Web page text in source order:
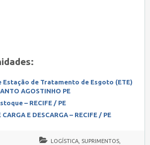
Estação de Tratamento de Esgoto (ETE)
AGOSTINHO PE
– RECIFE / PE
E DESCARGA – RECIFE / PE
LOGÍSTICA, SUPRIMENTOS,